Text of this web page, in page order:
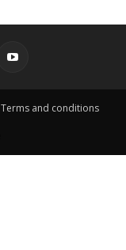
Terms and conditions